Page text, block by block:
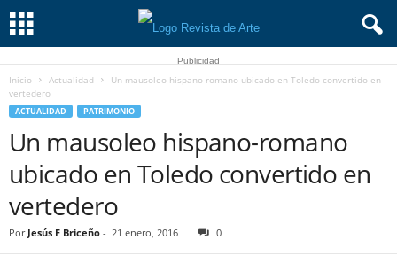
Publicidad
Inicio Actualidad
Un mausoleo hispano-romano ubicado en Toledo convertido en
vertedero
ACTUALIDAD PATRIMONIO
Un mausoleo hispano-romano
ubicado en Toledo convertido en
vertedero
Por Jesús F Briceño - 21 enero, 2016 0